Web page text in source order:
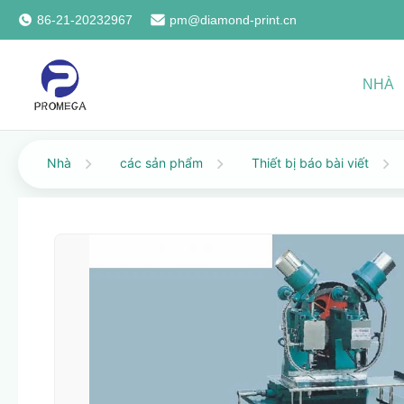
86-21-20232967 pm@diamond-print.cn
NHÀ
Nhà các sản phẩm Thiết bị báo bài viết